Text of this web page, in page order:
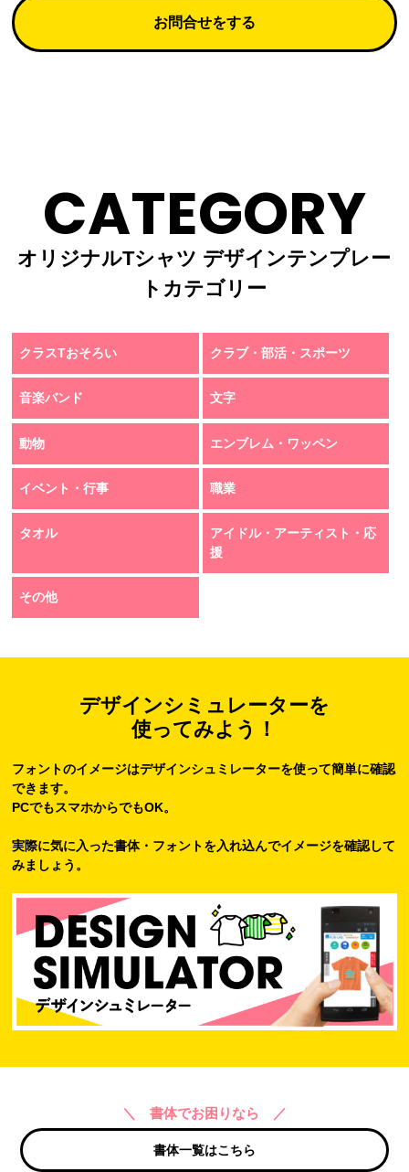
お問合せをする
CATEGORY
オリジナルTシャツ デザインテンプレー
トカテゴリー
クラスTおそろい クラブ・部活・スポーツ
音楽バンド 文字
動物 エンブレム・ワッペン
イベント・行事 職業
タオル
アイドル・アーティスト・応
援
その他
デザインシミュレーターを
使ってみよう！
フォントのイメージはデザインシュミレーターを使って簡単に確認
できます。
PCでもスマホからでもOK。
実際に気に入った書体・フォントを入れ込んでイメージを確認して
みましょう。
＼ 書体でお困りなら ／
書体一覧はこちら